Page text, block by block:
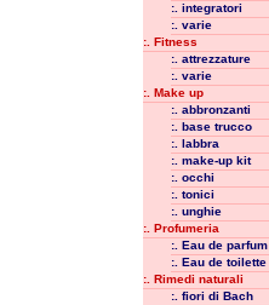
:. integratori
:. varie
:. Fitness
:. attrezzature
:. varie
:. Make up
:. abbronzanti
:. base trucco
:. labbra
:. make-up kit
:. occhi
:. tonici
:. unghie
:. Profumeria
:. Eau de parfum
:. Eau de toilette
:. Rimedi naturali
:. fiori di Bach